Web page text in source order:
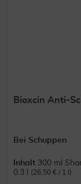
Bioxcin Anti-
Bei Schuppen
Inhalt 300 ml
0.3 l
(26,50 € / 1 l)